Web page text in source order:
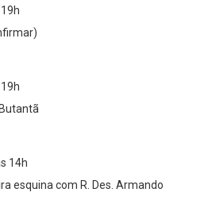
14h
esquina com R. Des. Armando